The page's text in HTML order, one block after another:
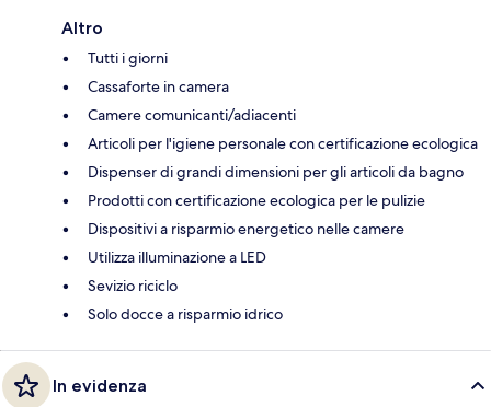
Altro
Tutti i giorni
Cassaforte in camera
Camere comunicanti/adiacenti
Articoli per l'igiene personale con certificazione ecologica
Dispenser di grandi dimensioni per gli articoli da bagno
Prodotti con certificazione ecologica per le pulizie
Dispositivi a risparmio energetico nelle camere
Utilizza illuminazione a LED
Sevizio riciclo
Solo docce a risparmio idrico
In evidenza